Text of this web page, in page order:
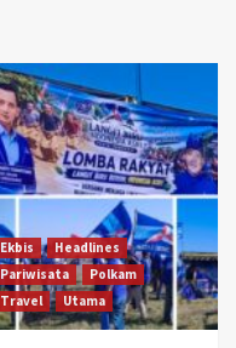
Ekbis
Headlines
Pariwisata
Polkam
Travel
Utama